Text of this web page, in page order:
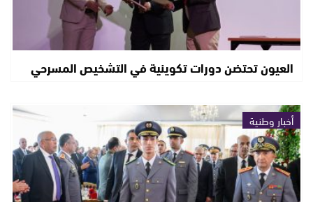
العيون تحتضن دورات تكوينية في التشخيص المسرحي
أخبار وطنية